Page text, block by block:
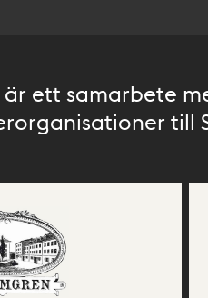
ett samarbete
till